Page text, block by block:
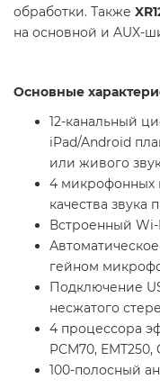
обработки. Также
на основной и AUX-
Основные
12-канальный
iPad/Android
или живого
4 микрофонных
качества звука
Встроенный
гейном
Подключение
несжатого
4 процессора
PCM70, EMT250,
100-полосный